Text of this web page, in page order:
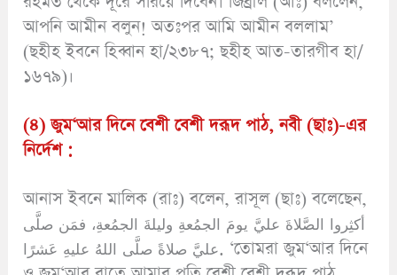
আপনি আমীন বলুন! অতঃপর আমি আমীন বললাম’
(ছহীহ ইবনে হিব্বান হা/২৩৮৭; ছহীহ আত-তারগীব হা/
১৬৭৯)।
(৪) জুম‘আর দিনে বেশী বেশী দরূদ পাঠ, নবী (ছাঃ)-এর
নির্দেশ :
আনাস ইবনে মালিক (রাঃ) বলেন, রাসূল (ছাঃ) বলেছেন,
أكثِروا الصَّلاةَ عليَّ يومَ الجمُعةِ وليلةَ الجمُعةِ، فمَن صلَّى
عليَّ صلاةً صلَّى اللهُ عليهِ عَشرًا. ‘তোমরা জুম‘আর দিনে